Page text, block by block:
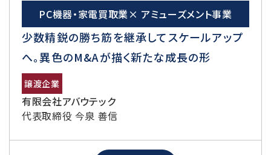
PC機器・家電買取業× アミューズメント事業
少数精鋭の勝ち筋を継承してスケールアップ
へ。異色のM&Aが描く新たな成長の形
譲渡企業
有限会社アバウテック
代表取締役 今泉 善信